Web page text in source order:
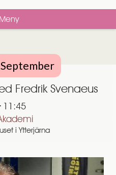
Meny
September
Fredrik Svenaeus
11:45
i Ytterjärna